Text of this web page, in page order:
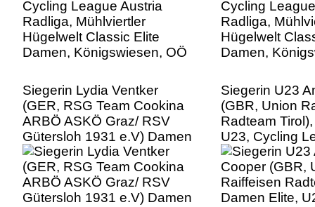
Siegerin Lydia Ventker
(GER, RSG Team Cookina
ARBÖ ASKÖ Graz/ RSV
Gütersloh 1931 e.V) Damen
Elite, U23, Cycling League
Austria Radliga, Mühlviertler
Hügelwelt Classic Elite
Damen, Königswiesen, OÖ
Siegerin U23
(GBR, Union
Radteam
U23, Cycling
Radliga,
Hügelwelt
Damen,